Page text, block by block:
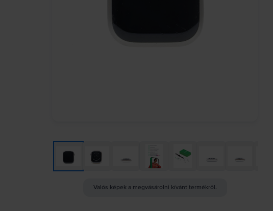
Valós képek a megvásárolni kívánt termékről.